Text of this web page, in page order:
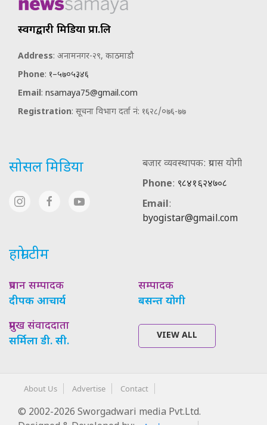
स्वर्गद्वारी मिडिया प्रा.लि
Address: अनामनगर-२९, काठमाडौ
Phone: १–५७०५३४६
Email: nsamaya75@gmail.com
Registration: सूचना विभाग दर्ता नं: १६२८/०७६-७७
सोसल मिडिया
बजार व्यवस्थापक: प्रयास योगी
Phone: ९८४१६२४७०८
Email:
byogistar@gmail.com
हाम्रो टीम
प्रधान सम्पादक
दीपक आचार्य
सम्पादक
बसन्त योगी
प्रमुख संवाददाता
सर्मिला डी. सी.
VIEW ALL
About Us Advertise Contact
© 2002-2026 Sworgadwari media Pvt.Ltd.